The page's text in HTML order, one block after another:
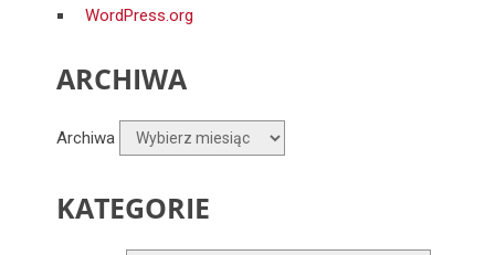
WordPress.org
ARCHIWA
Archiwa
KATEGORIE